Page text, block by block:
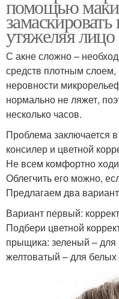
помощью
утяжеляя лицо
С акне сложно –
средств плотным
неровности
нормально не ляжет,
несколько часов.
Проблема заключается
консилер и цветной
Не всем комфортно
Облегчить его можно,
Предлагаем два
Вариант первый:
Подбери цветной
прыщика: зеленый – для
желтоватый – для